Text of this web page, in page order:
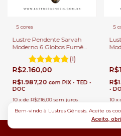
Bem-vindo à Lustres Gênesis. Aceite os
Aceito,
5 cores
Lustre Pendente Sarvah
Moderno 6 Globos Fumê
Espelhado (Importado)
Para Escadas e Casas Pé
Direito Duplo e Alto.
(1)
R$2.160,00
R$1.987,20 com PIX • TED •
DOC
10 xde R$216,00 sem juros
5
•
10 x